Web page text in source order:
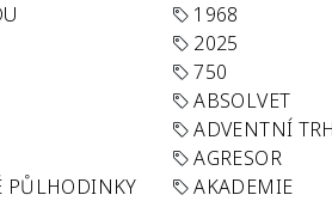
1968
2025
750
ABSOLVET
ADVENTNÍ
AGRESOR
PŮLHODINKY
AKADEMIE